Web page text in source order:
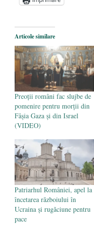
Sic credo –
Articole similare
Preoții români fac slujbe de
pomenire pentru morții din
Fâșia Gaza și din Israel
(VIDEO)
Patriarhul României, apel la
încetarea războiului în
Ucraina şi rugăciune pentru
pace